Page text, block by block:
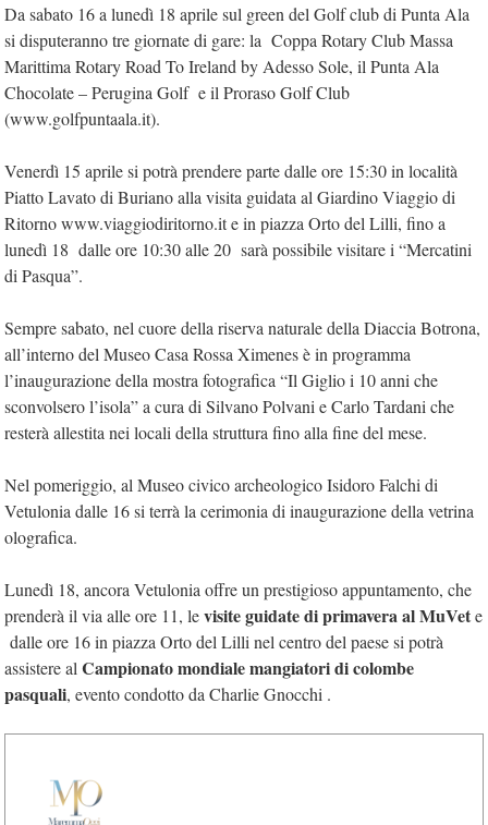
Da sabato 16 a lunedì 18 aprile sul green del Golf club di Punta Ala
si disputeranno tre giornate di gare: la Coppa Rotary Club Massa
Marittima Rotary Road To Ireland by Adesso Sole, il Punta Ala
Chocolate – Perugina Golf e il Proraso Golf Club
(www.golfpuntaala.it).
Venerdì 15 aprile si potrà prendere parte dalle ore 15:30 in località
Piatto Lavato di Buriano alla visita guidata al Giardino Viaggio di
Ritorno www.viaggiodiritorno.it e in piazza Orto del Lilli, fino a
lunedì 18 dalle ore 10:30 alle 20 sarà possibile visitare i “Mercatini
di Pasqua”.
Sempre sabato, nel cuore della riserva naturale della Diaccia Botrona,
all’interno del Museo Casa Rossa Ximenes è in programma
l’inaugurazione della mostra fotografica “Il Giglio i 10 anni che
sconvolsero l’isola” a cura di Silvano Polvani e Carlo Tardani che
resterà allestita nei locali della struttura fino alla fine del mese.
Nel pomeriggio, al Museo civico archeologico Isidoro Falchi di
Vetulonia dalle 16 si terrà la cerimonia di inaugurazione della vetrina
olografica.
Lunedì 18, ancora Vetulonia offre un prestigioso appuntamento, che
prenderà il via alle ore 11, levisite guidate di primavera al MuVete
dalle ore 16 in piazza Orto del Lilli nel centro del paese si potrà
assistere al Campionato mondiale mangiatori di colombe
pasquali, evento condotto da Charlie Gnocchi .